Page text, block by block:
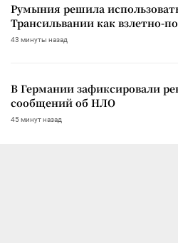
Румыния решила
Трансильвании как взлетно-
43 минуты назад
В Германии зафиксировали
сообщений об НЛО
45 минут назад